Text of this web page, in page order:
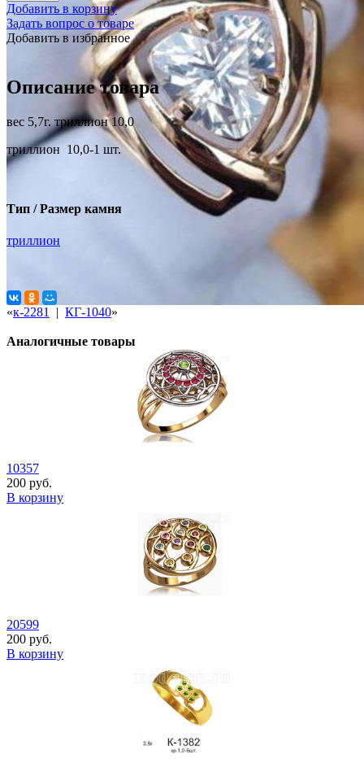
Добавить в корзину
Задать вопрос о товаре
Добавить в избранное
Описание товара
вес 5,7г. триллион 10,0
триллион 10,0-1 шт.
Тип / Размер камня
триллион
«к-2281 | КГ-1040»
Аналогичные товары
10357
200 руб.
В корзину
20599
200 руб.
В корзину